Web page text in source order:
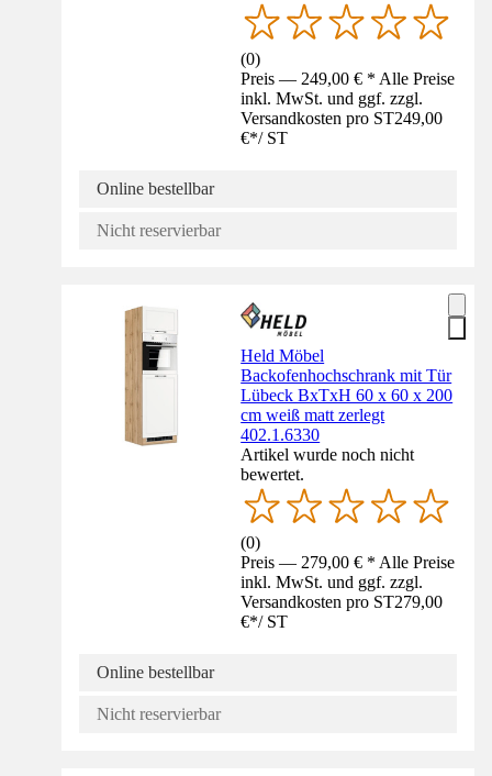
(0)
Preis — 249,00 € * Alle Preise
inkl. MwSt. und ggf. zzgl.
Versandkosten pro ST249,00
€*/ ST
Online bestellbar
Nicht reservierbar
Held Möbel
Backofenhochschrank mit Tür
Lübeck BxTxH 60 x 60 x 200
cm weiß matt zerlegt
402.1.6330
Artikel wurde noch nicht
bewertet.
(0)
Preis — 279,00 € * Alle Preise
inkl. MwSt. und ggf. zzgl.
Versandkosten pro ST279,00
€*/ ST
Online bestellbar
Nicht reservierbar